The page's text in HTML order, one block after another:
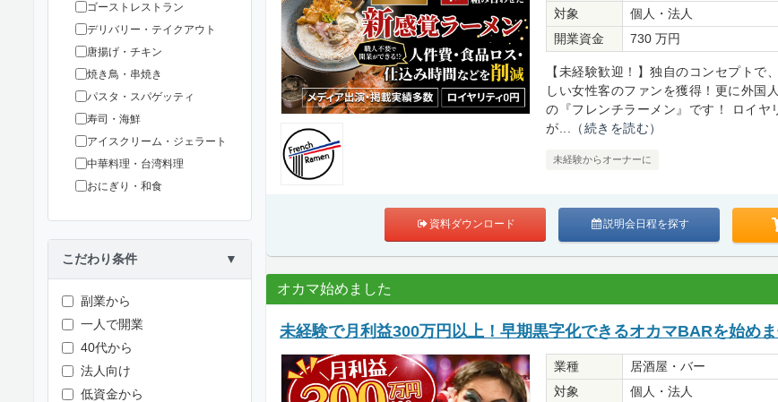
ゴーストレストラン
デリバリー・テイクアウト
唐揚げ・チキン
焼き鳥・串焼き
パスタ・スパゲッティ
寿司・海鮮
アイスクリーム・ジェラート
中華料理・台湾料理
おにぎり・和食
こだわり条件 ▼
副業から
一人で開業
40代から
法人向け
低資金から
対象
個人・法人
開業資金
730 万円
【未経験歓迎！】独自のコンセプトで
しい女性客のファンを獲得！更に外国
の『フレンチラーメン』です！ ロイヤ
が...
（続きを読む）
未経験からオーナーに
資料ダウンロード 説明会日程を探す
オカマ始めました
未経験で月利益300万円以上！早期黒字化できるオカマBARを始め
業種
居酒屋・バー
対象
個人・法人